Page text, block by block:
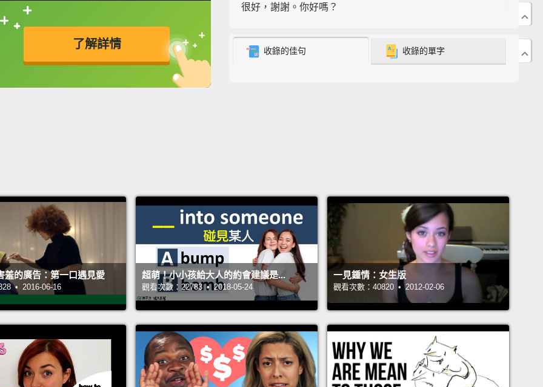
了解詳情
接查字典喔！
英
很好，謝謝。你好嗎？
Very well. Sorry, you are Laura?
很好。不好意思，妳叫 Laura？
her face. I mean, what more could you want?
她很健談。她走進來，臉上掛著大大的微笑。我的意思是，還
需要要求更多嗎？
Right.
好的。
Should we get some drinks?
我們要來點喝的嗎？
Yeah, yeah. Let's, um...
收錄的佳句 收錄的單字
羞的廣告：第一口遇見愛
• 2016-06-16
超萌！小小孩給大人的約會建議是...
觀看次數：22783 • 2018-05-24
一見鍾情：女生版
觀看次數：40820 • 2012-02-06